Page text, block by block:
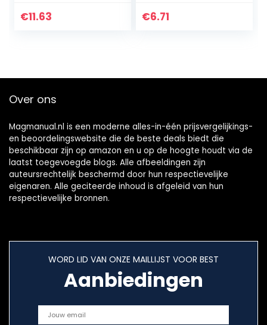
opbergdoos met
€11.63 €6.71
Over ons
Magmanual.nl is een moderne alles-in-één prijsvergelijkings-
en beoordelingswebsite die de beste deals biedt die
beschikbaar zijn op amazon en u op de hoogte houdt via de
laatst toegevoegde blogs. Alle afbeeldingen zijn
auteursrechtelijk beschermd door hun respectievelijke
eigenaren. Alle geciteerde inhoud is afgeleid van hun
respectievelijke bronnen.
WORD LID VAN ONZE MAILLIJST VOOR BEST
Aanbiedingen